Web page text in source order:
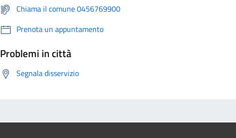
Chiama il comune 0456769900
Prenota un appuntamento
Problemi in città
Segnala disservizio